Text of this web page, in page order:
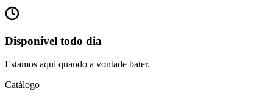
Disponível todo dia
Estamos aqui quando a vontade bater.
Catálogo